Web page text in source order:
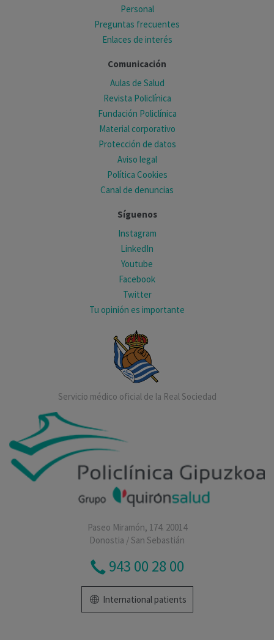
Personal
Preguntas frecuentes
Enlaces de interés
Comunicación
Aulas de Salud
Revista Policlínica
Fundación Policlínica
Material corporativo
Protección de datos
Aviso legal
Política Cookies
Canal de denuncias
Síguenos
Instagram
LinkedIn
Youtube
Facebook
Twitter
Tu opinión es importante
Servicio médico oficial de la Real Sociedad
Paseo Miramón, 174. 20014
Donostia / San Sebastián
943 00 28 00
International patients